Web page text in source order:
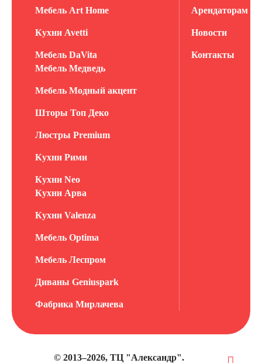
Мебель Art Home
Кухни Avetti
Мебель DaVita
Мебель Медведь
Мебель Модный акцент
Шторы Топ Деко
Люстры Premium
Кухни Рими
Кухни Neo
Кухни Арва
Кухни Valenza
Мебель Optima
Мебель Леспром
Диваны Geniuspark
Фабрика Мирлачева
Арендаторам
Новости
Контакты
© 2013–2026, ТЦ "Александр".